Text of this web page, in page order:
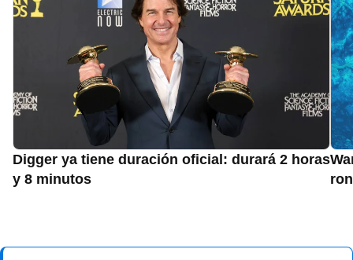
Digger ya tiene duración oficial: durará 2 horas
y 8 minutos